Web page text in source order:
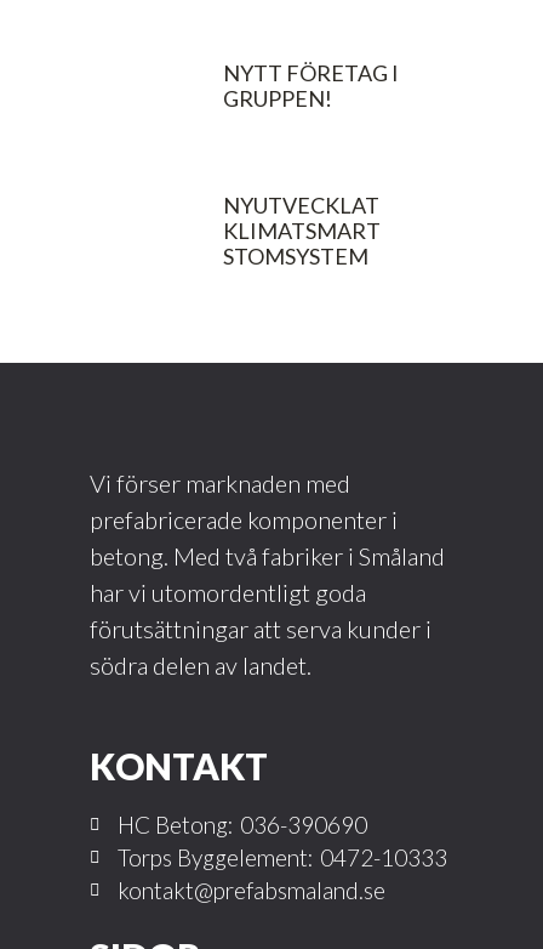
NYTT FÖRETAG I
GRUPPEN!
NYUTVECKLAT
KLIMATSMART
STOMSYSTEM
Vi förser marknaden med
prefabricerade komponenter i
betong. Med två fabriker i Småland
har vi utomordentligt goda
förutsättningar att serva kunder i
södra delen av landet.
KONTAKT
HC Betong: 036-390690
Torps Byggelement: 0472-10333
kontakt@prefabsmaland.se